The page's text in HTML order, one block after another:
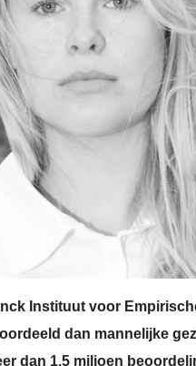
Instituut voor
dan mannelijke
dan 1,5 miljoen